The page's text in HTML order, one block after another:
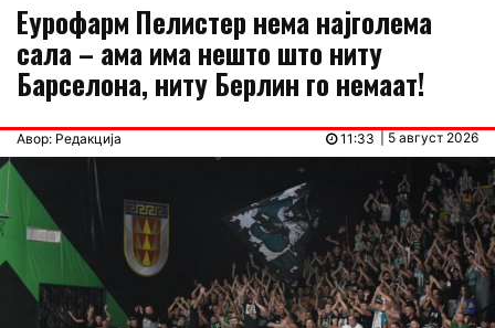
Еурофарм Пелистер нема најголема
сала – ама има нешто што ниту
Барселона, ниту Берлин го немаат!
Авор: Редакција | 5 август 2026
11:33